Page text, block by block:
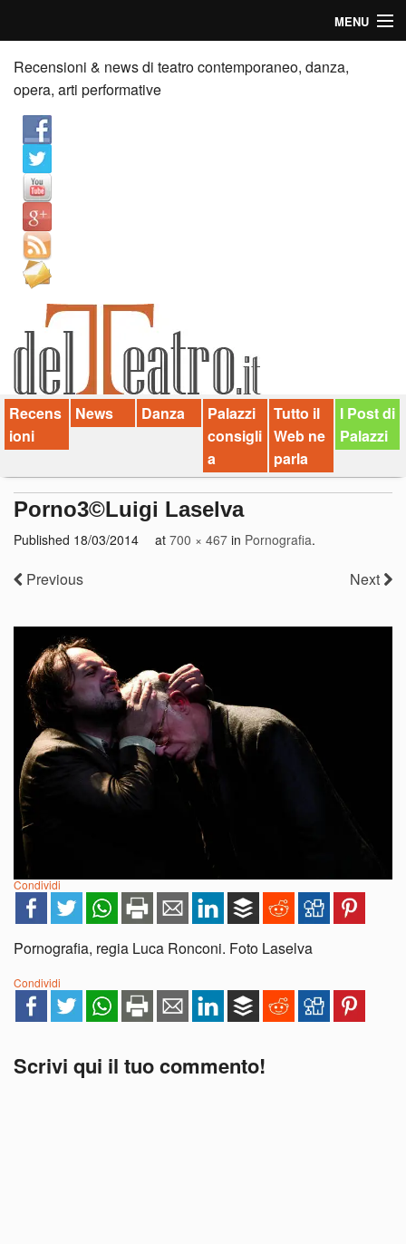
MENU
Home
Recensioni
Anticipazioni
News
Palazzi consiglia
Video
Chi siamo
Contatti
dT in English
Recensioni & news di teatro contemporaneo, danza,
opera, arti performative
Recens
ioni
News Danza
Palazzi
consigli
a
Tutto il
Web ne
parla
I Post di
Palazzi
Porno3©Luigi Laselva
Published 18/03/2014 at 700 × 467 in Pornografia.
Previous Next
Condividi
Pornografia, regia Luca Ronconi. Foto Laselva
Condividi
Scrivi qui il tuo commento!